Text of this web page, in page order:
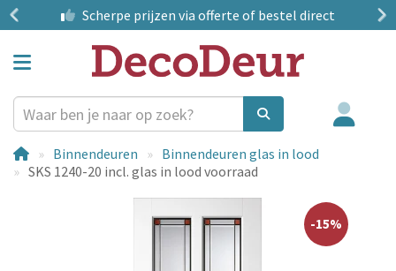
Scherpe prijzen via offerte of bestel direct
Binnendeuren
Binnendeuren glas in lood
SKS 1240-20 incl. glas in lood voorraad
-15%